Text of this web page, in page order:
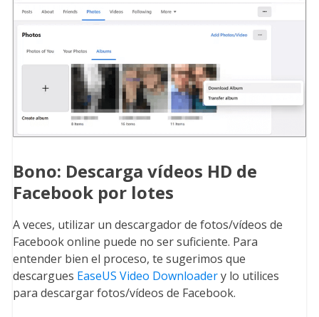
Bono: Descarga vídeos HD de
Facebook por lotes
A veces, utilizar un descargador de fotos/vídeos de
Facebook online puede no ser suficiente. Para
entender bien el proceso, te sugerimos que
descargues EaseUS Video Downloadery lo utilices
para descargar fotos/vídeos de Facebook.